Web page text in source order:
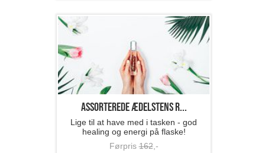
Assorterede ædelstens r...
Lige til at have med i tasken - god
healing og energi på flaske!
Førpris162,-